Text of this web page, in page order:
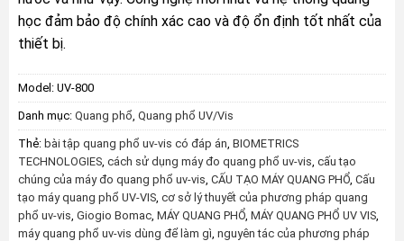
học đảm bảo độ chính xác cao và độ ổn định tốt nhất của
thiết bị.
Model: UV-800
Danh mục: Quang phổ Quang phổ UV/Vis
Thẻ: bài tập quang phổ uv-vis có đáp án BIOMETRICS
TECHNOLOGIES, cách sử dụng máy đo quang phổ uv-vis cấu tạo
chúng của máy đo quang phổ uv-vis CẤU TẠO MÁY QUANG PHỔ, Cấu
tạo máy quang phổ UV-VIS, cơ sở lý thuyết của phương pháp quang
phổ uv-vis Giogio Bomac, MÁY QUANG PHỔ, MÁY QUANG PHỔ UV VIS,
máy quang phổ uv-vis dùng để làm gì nguyên tác của phương pháp